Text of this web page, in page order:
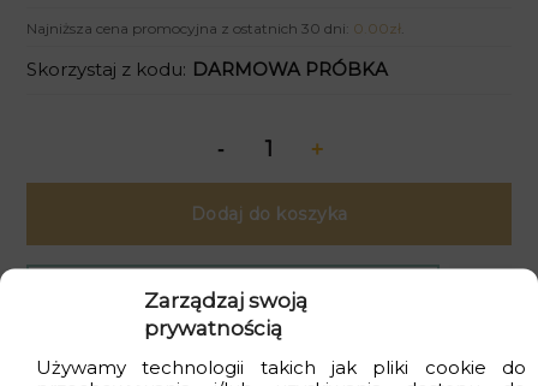
Zarządzaj swoją
prywatnością
Używamy technologii takich jak pliki cookie do
Najniższa cena promocyjna z ostatnich 30 dni: 0.00zł
Skorzystaj z kodu: DARMOWA PRÓBKA
Dodaj do koszyka
Zamów próbkę:25.00zł